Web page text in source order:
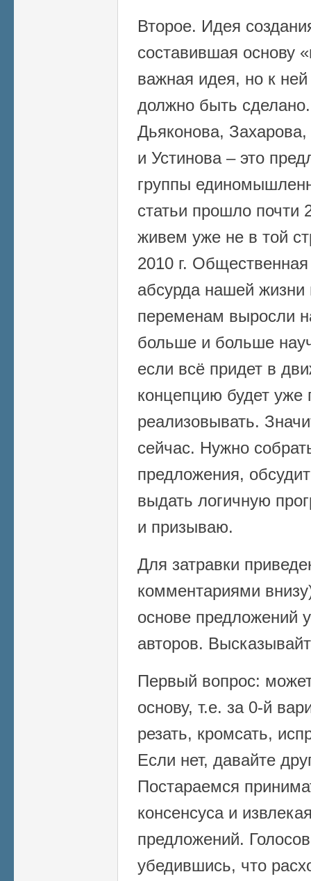
Второе. Идея
составившая основу
важная идея, но к
должно быть
Дьяконова,
и Устинова – это
группы
статьи прошло почти
живем уже не в той
2010 г.
абсурда нашей жизни
переменам выросли
больше и больше
если всё придет в
концепцию будет уже
реализовывать.
сейчас. Нужно
предложения,
выдать логичную
и призываю.
Для затравки
комментариями
основе предложений
авторов.
Первый вопрос:
основу, т.е. за 0-й
резать, кромсать,
Если нет, давайте
Постараемся
консенсуса и
предложений.
убедившись, что